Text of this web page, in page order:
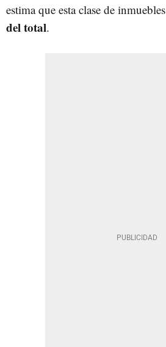
estima que esta clase de inmuebles
del total.